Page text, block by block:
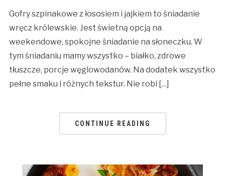
Gofry szpinakowe z łososiem i jajkiem to śniadanie
wręcz królewskie. Jest świetną opcją na
weekendowe, spokojne śniadanie na słoneczku. W
tym śniadaniu mamy wszystko – białko, zdrowe
tłuszcze, porcje węglowodanów. Na dodatek wszystko
pełne smaku i różnych tekstur. Nie robi […]
CONTINUE READING